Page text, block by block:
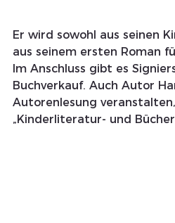
Er wird sowohl aus seinen
aus seinem ersten Roman
Im Anschluss gibt es
Buchverkauf. Auch Autor
Autorenlesung
„Kinderliteratur- und